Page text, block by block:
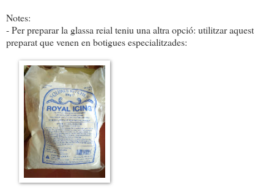
Notes:
- Per preparar la glassa reial teniu una altra opció: utilitzar aquest
preparat que venen en botigues especialitzades: